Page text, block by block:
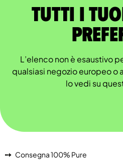
Tutti i
L’elenco non è esaustivo
qualsiasi negozio europeo o
lo vedi su
Consegna 100% Pure